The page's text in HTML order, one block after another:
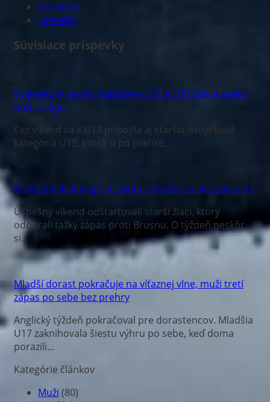
Pinterest
LinkedIn
Súvisiace príspevky
Výsledkový servis: Kategórie U15 a U13 slávia spolu
titul v 2.lige
Cez víkend sa k U13 pripojila aj staršia dvojičková
kategória U15, ktorá si po prehre…
Mladežnícke kategórie spolu s mužmi na víťaznej vlne
Úspešný víkend odštartovali starší žiaci, ktorý
odohrali tažký zápas proti Brusnu. O týždeň neskôr
si…
Mladší dorast pokračuje na víťaznej vlne, muži tretí
zápas po sebe bez prehry
Anglický týždeň pokračoval pre dorastencov. Mladšia
U17 zaknihovala šiestu výhru po sebe, keď doma
porazili…
Kategórie článkov
Muži (80)